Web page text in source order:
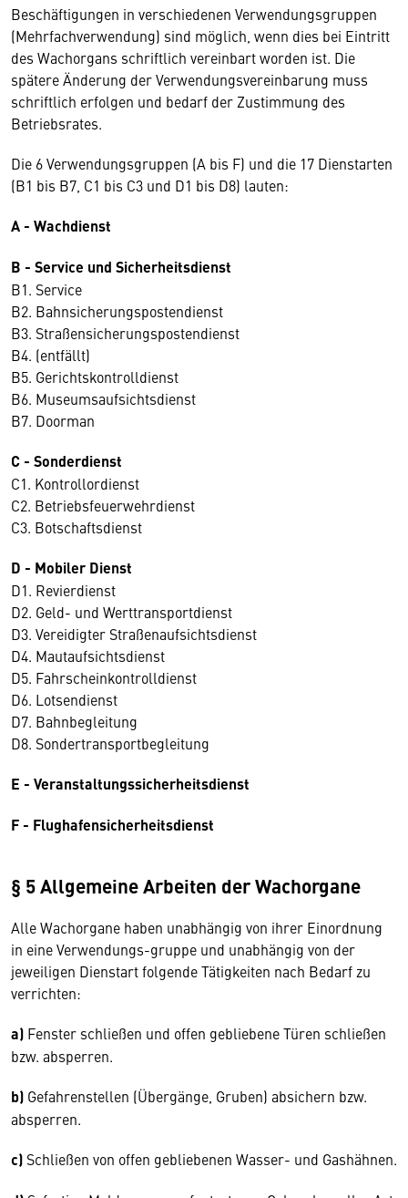
Beschäftigungen in verschiedenen Verwendungsgruppen
(Mehrfachverwendung) sind möglich, wenn dies bei Eintritt
des Wachorgans schriftlich vereinbart worden ist. Die
spätere Änderung der Verwendungsvereinbarung muss
schriftlich erfolgen und bedarf der Zustimmung des
Betriebsrates.
Die 6 Verwendungsgruppen (A bis F) und die 17 Dienstarten
(B1 bis B7, C1 bis C3 und D1 bis D8) lauten:
A - Wachdienst
B - Service und Sicherheitsdienst
B1. Service
B2. Bahnsicherungspostendienst
B3. Straßensicherungspostendienst
B4. (entfällt)
B5. Gerichtskontrolldienst
B6. Museumsaufsichtsdienst
B7. Doorman
C - Sonderdienst
C1. Kontrollordienst
C2. Betriebsfeuerwehrdienst
C3. Botschaftsdienst
D - Mobiler Dienst
D1. Revierdienst
D2. Geld- und Werttransportdienst
D3. Vereidigter Straßenaufsichtsdienst
D4. Mautaufsichtsdienst
D5. Fahrscheinkontrolldienst
D6. Lotsendienst
D7. Bahnbegleitung
D8. Sondertransportbegleitung
E - Veranstaltungssicherheitsdienst
F - Flughafensicherheitsdienst
§ 5 Allgemeine Arbeiten der Wachorgane
Alle Wachorgane haben unabhängig von ihrer Einordnung
in eine Verwendungs-gruppe und unabhängig von der
jeweiligen Dienstart folgende Tätigkeiten nach Bedarf zu
verrichten:
a) Fenster schließen und offen gebliebene Türen schließen
bzw. absperren.
b) Gefahrenstellen (Übergänge, Gruben) absichern bzw.
absperren.
c) Schließen von offen gebliebenen Wasser- und Gashähnen.